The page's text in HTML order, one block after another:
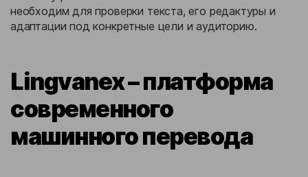
необходим для проверки текста, его редактуры и
адаптации под конкретные цели и аудиторию.
Lingvanex – платформа
современного
машинного перевода